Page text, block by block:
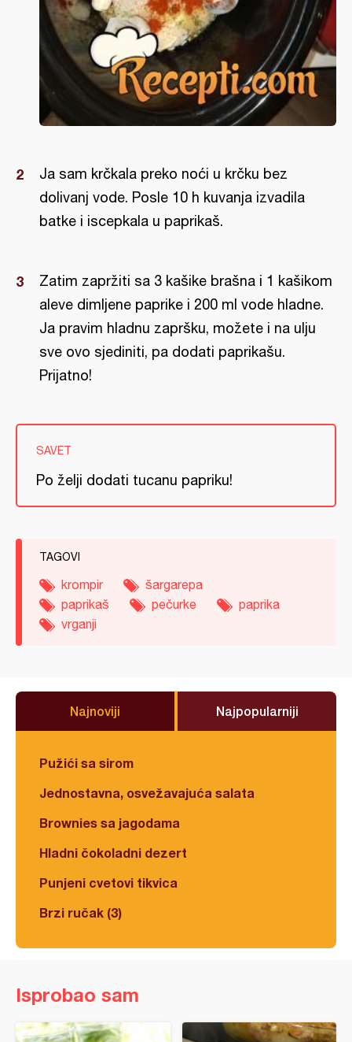
Ja sam krčkala preko noći u krčku bez
dolivanj vode. Posle 10 h kuvanja izvadila
batke i iscepkala u paprikaš.
Zatim zapržiti sa 3 kašike brašna i 1 kašikom
aleve dimljene paprike i 200 ml vode hladne.
Ja pravim hladnu zapršku, možete i na ulju
sve ovo sjediniti, pa dodati paprikašu.
Prijatno!
SAVET
Po želji dodati tucanu papriku!
TAGOVI
krompir
šargarepa
paprikaš
pečurke
paprika
vrganji
Najnoviji Najpopularniji
Pužići sa sirom
Jednostavna, osvežavajuća salata
Brownies sa jagodama
Hladni čokoladni dezert
Punjeni cvetovi tikvica
Brzi ručak (3)
Isprobao sam